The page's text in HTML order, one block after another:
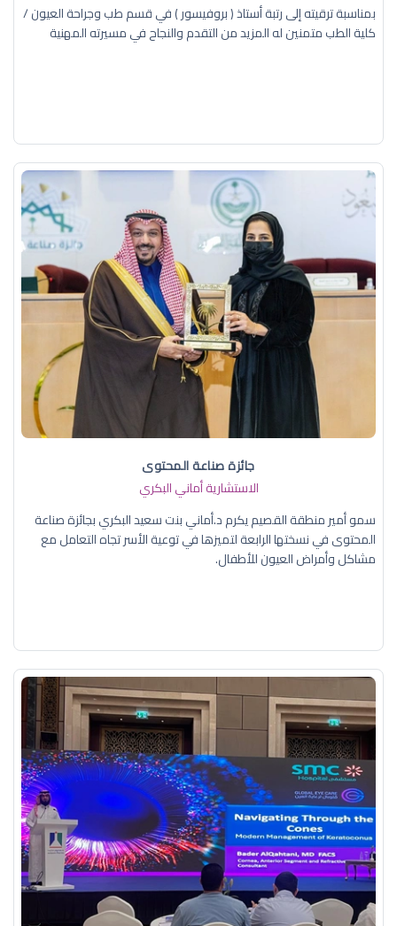
بمناسبة ترقيته إلى رتبة أستاذ ( بروفيسور ) في قسم طب وجراحة العيون /
كلية الطب متمنين له المزيد من التقدم والنجاح في مسيرته المهنية
جائزة صناعة المحتوى
الاستشارية أماني البكري
سمو أمير منطقة القصيم يكرم د.أماني بنت سعيد البكري بجائزة صناعة
المحتوى في نسختها الرابعة لتميزها في توعية الأسر تجاه التعامل مع
مشاكل وأمراض العيون للأطفال.